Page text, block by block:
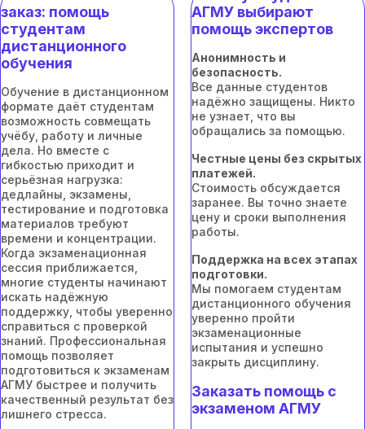
заказ: помощь
студентам
дистанционного
обучения
Обучение в дистанционном
формате даёт студентам
возможность совмещать
учёбу, работу и личные
дела. Но вместе с
гибкостью приходит и
серьёзная нагрузка:
дедлайны, экзамены,
тестирование и подготовка
материалов требуют
времени и концентрации.
Когда экзаменационная
сессия приближается,
многие студенты начинают
искать надёжную
поддержку, чтобы уверенно
справиться с проверкой
знаний. Профессиональная
помощь позволяет
подготовиться к экзаменам
АГМУ быстрее и получить
качественный результат без
лишнего стресса.
АГМУ выбирают
помощь экспертов
Анонимность и
безопасность.
Все данные студентов
надёжно защищены. Никто
не узнает, что вы
обращались за помощью.
Честные цены без скрытых
платежей.
Стоимость обсуждается
заранее. Вы точно знаете
цену и сроки выполнения
работы.
Поддержка на всех этапах
подготовки.
Мы помогаем студентам
дистанционного обучения
уверенно пройти
экзаменационные
испытания и успешно
закрыть дисциплину.
Заказать помощь с
экзаменом АГМУ